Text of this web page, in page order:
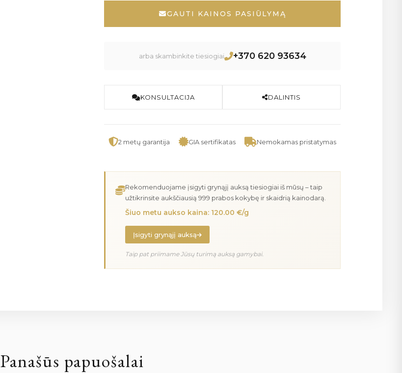
GAUTI KAINOS PASIŪLYMĄ
arba skambinkite tiesiogiai +370 620 93634
KONSULTACIJA DALINTIS
2 metų garantija GIA sertifikatas Nemokamas pristatymas
Rekomenduojame įsigyti grynąjį auksą tiesiogiai iš mūsų – taip
užtikrinsite aukščiausią 999 prabos kokybę ir skaidrią kainodarą.
Šiuo metu aukso kaina: 120.00 €/g
Įsigyti grynąjį auksą
Taip pat priimame Jūsų turimą auksą gamybai.
Panašūs papuošalai